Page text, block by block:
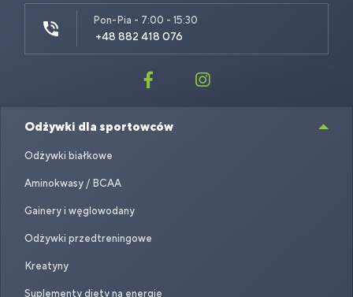
Pon-Pia - 7:00 - 15:30
+48 882 418 076
Odżywki dla sportowców
Odżywki białkowe
Aminokwasy / BCAA
Gainery i węglowodany
Odżywki przedtreningowe
Kreatyny
Suplementy diety na energię